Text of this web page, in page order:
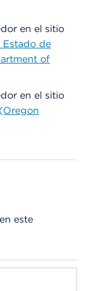
en el sitio
Estado de
of
en el sitio
este